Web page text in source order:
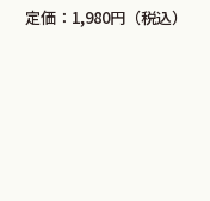
定価：1,980円（税込）